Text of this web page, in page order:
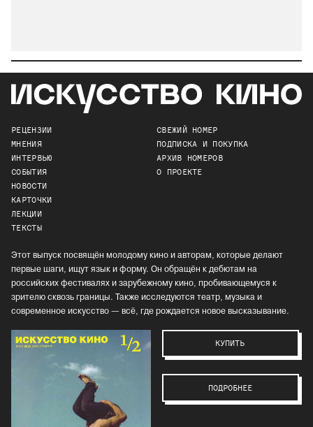
РЕЦЕНЗИИ
МНЕНИЯ
ИНТЕРВЬЮ
СОБЫТИЯ
НОВОСТИ
КАРТОЧКИ
ЛЕКЦИИ
ТЕКСТЫ
СВЕЖИЙ НОМЕР
ПОДПИСКА И ПОКУПКА
АРХИВ НОМЕРОВ
О ПРОЕКТЕ
Этот выпуск посвящён молодому кино и авторам, которые делают
первые шаги, ищут язык и форму. Он обращён к дебютам на
российских фестивалях и зарубежному кино, пробивающемуся к
зрителю сквозь границы. Также исследуются театр, музыка и
современное искусство — всё, где рождается новое высказывание.
КУПИТЬ
ПОДРОБНЕЕ